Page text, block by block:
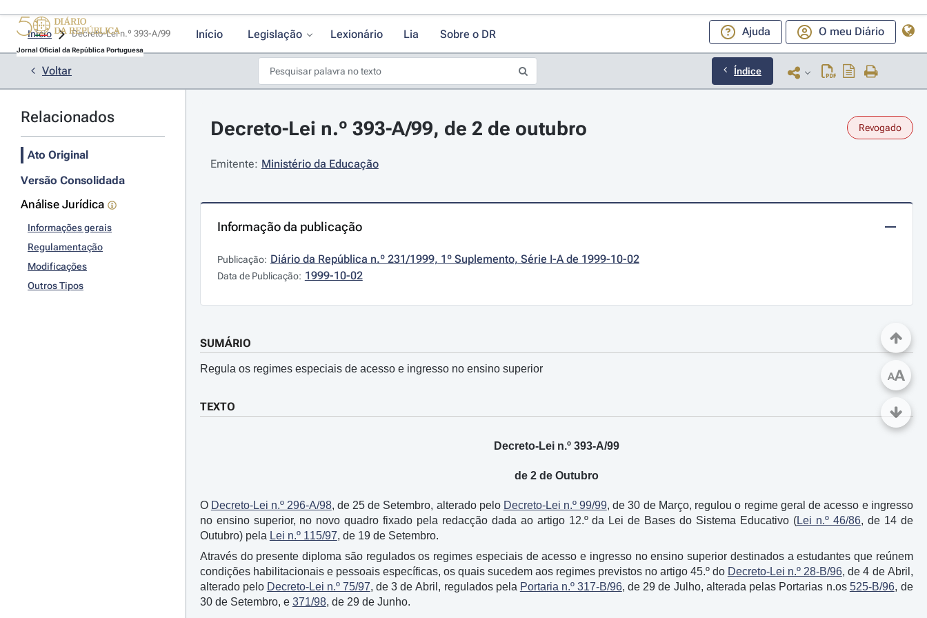
Jornal Oficial da República Portuguesa
Início Legislação Lexionário Lia Sobre o DR Ajuda O meu Diário
Início
Voltar Índice
Relacionados
Ato Original
Versão Consolidada
Análise Jurídica
Informações gerais
Regulamentação
Modificações
Outros Tipos
Decreto-Lei n.º 393-A/99, de 2 de outubro Revogado
Emitente: Ministério da Educação
Informação da publicação
Publicação: Diário da República n.º 231/1999, 1º Suplemento, Série I-A de 1999-10-02
Data de Publicação: 1999-10-02
SUMÁRIO
Regula os regimes especiais de acesso e ingresso no ensino superior
TEXTO
Decreto-Lei n.º 393-A/99
de 2 de Outubro
O Decreto-Lei n.º 296-A/98, de 25 de Setembro, alterado pelo Decreto-Lei n.º 99/99, de 30 de Março, regulou o regime geral de acesso e ingresso
no ensino superior, no novo quadro fixado pela redacção dada ao artigo 12.º da Lei de Bases do Sistema Educativo (Lei n.º 46/86, de 14 de
Outubro) pela Lei n.º 115/97, de 19 de Setembro.
Através do presente diploma são regulados os regimes especiais de acesso e ingresso no ensino superior destinados a estudantes que reúnem
condições habilitacionais e pessoais específicas, os quais sucedem aos regimes previstos no artigo 45.º do Decreto-Lei n.º 28-B/96, de 4 de Abril,
alterado pelo Decreto-Lei n.º 75/97, de 3 de Abril, regulados pela Portaria n.º 317-B/96, de 29 de Julho, alterada pelas Portarias n.os 525-B/96, de
30 de Setembro, e 371/98, de 29 de Junho.
AA